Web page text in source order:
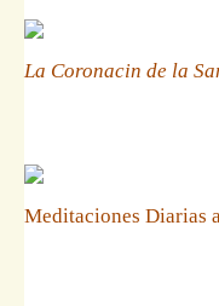
La Coronacin de la
Meditaciones Diarias